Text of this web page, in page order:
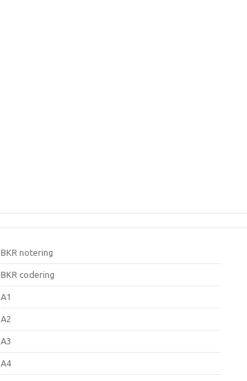
BKR notering
BKR codering
A1
A2
A3
A4